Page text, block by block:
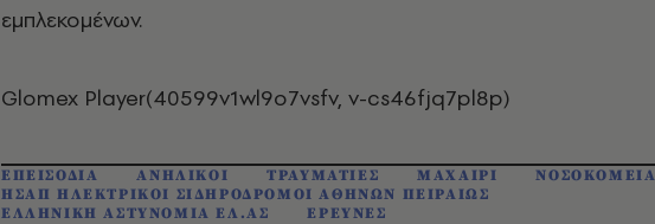
εμπλεκομένων.
Glomex Player(40599v1wl9o7vsfv, v-cs46fjq7pl8p)
ΕΠΕΙΣΟΔΙΑ ΑΝΗΛΙΚΟΙ ΤΡΑΥΜΑΤΙΕΣ ΜΑΧΑΙΡΙ
ΝΟΣΟΚΟΜΕΙΑ
ΗΣΑΠ ΗΛΕΚΤΡΙΚΟΙ ΣΙΔΗΡΟΔΡΟΜΟΙ ΑΘΗΝΩΝ ΠΕΙΡΑΙΩΣ
ΕΛΛΗΝΙΚΗ ΑΣΤΥΝΟΜΙΑ ΕΛ.ΑΣ
ΕΡΕΥΝΕΣ